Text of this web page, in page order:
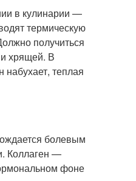
в кулинарии —
термическую
получиться
хрящей. В
теплая
болевым
Коллаген —
фоне